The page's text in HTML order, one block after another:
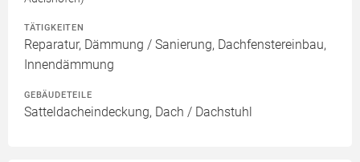
TÄTIGKEITEN
Reparatur, Dämmung / Sanierung, Dachfenstereinbau,
Innendämmung
GEBÄUDETEILE
Satteldacheindeckung, Dach / Dachstuhl